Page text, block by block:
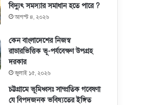
বিদ্যুৎ সমস্যার সমাধান হতে পারে ?
আগস্ট ৪, ২০২৬
কেন বাংলাদেশের নিজস্ব
রাডারভিত্তিক ভূ-পর্যবেক্ষণ উপগ্রহ
দরকার
জুলাই ১৫, ২০২৬
চট্টগ্রামে ভূমিধ্বসঃ সাম্প্রতিক গবেষণা
যে বিপদজনক ভবিষ্যতের ইঙ্গিত